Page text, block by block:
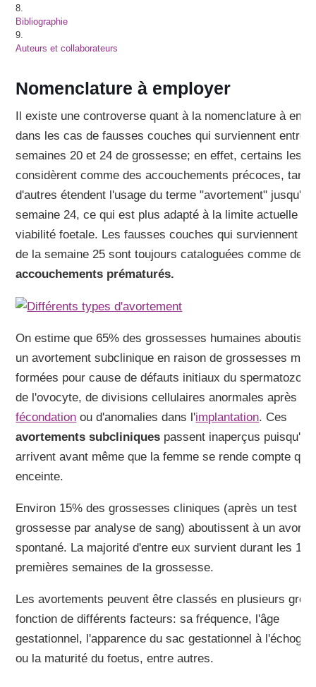
8.
Bibliographie
9.
Auteurs et collaborateurs
Nomenclature à employer
Il existe une controverse quant à la nomenclature à
dans les cas de fausses couches qui surviennent entre
semaines 20 et 24 de grossesse; en effet, certains les
considèrent comme des accouchements précoces,
d'autres étendent l'usage du terme "avortement" jusqu'à
semaine 24, ce qui est plus adapté à la limite actuelle de
viabilité foetale. Les fausses couches qui surviennent à
de la semaine 25 sont toujours cataloguées comme des
accouchements prématurés.
On estime que 65% des grossesses humaines
un avortement subclinique en raison de grossesses mal
formées pour cause de défauts initiaux du
de l'ovocyte, de divisions cellulaires anormales après la
fécondation ou d'anomalies dans l'implantation. Ces
avortements subcliniques passent inaperçus puisqu'ils
arrivent avant même que la femme se rende compte
enceinte.
Environ 15% des grossesses cliniques (après un test de
grossesse par analyse de sang) aboutissent à un
spontané. La majorité d'entre eux survient durant les 12
premières semaines de la grossesse.
Les avortements peuvent être classés en plusieurs
fonction de différents facteurs: sa fréquence, l'âge
gestationnel, l'apparence du sac gestationnel à
ou la maturité du foetus, entre autres.